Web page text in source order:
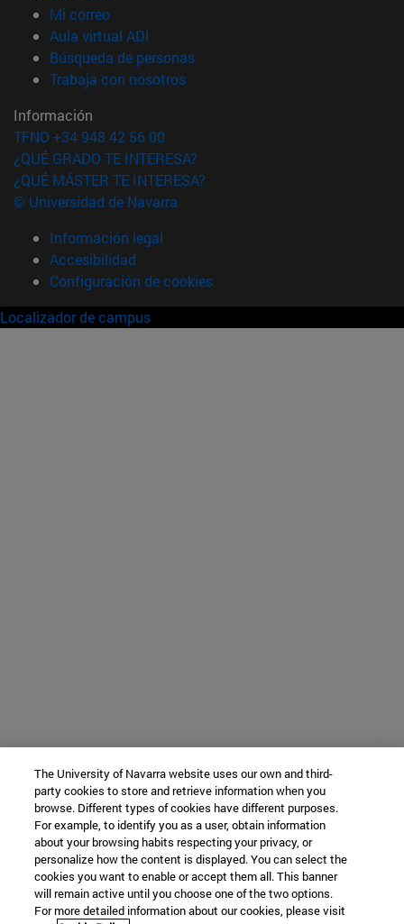
Mi correo(abre en nueva ventana)
Aula virtual ADI
Búsqueda de personas(abre en nueva ventana)
Trabaja con nosotros(abre en nueva ventana)
Información
TFNO +34 948 42 56 00
¿QUÉ GRADO TE INTERESA?
¿QUÉ MÁSTER TE INTERESA?
© Universidad de Navarra
Información legal
Accesibilidad
Configuración de cookies
Localizador de campus
The University of Navarra website uses our own and third-
party cookies to store and retrieve information when you
browse. Different types of cookies have different purposes.
For example, to identify you as a user, obtain information
about your browsing habits respecting your privacy, or
personalize how the content is displayed. You can select the
cookies you want to enable or accept them all. This banner
will remain active until you choose one of the two options.
For more detailed information about our cookies, please visit